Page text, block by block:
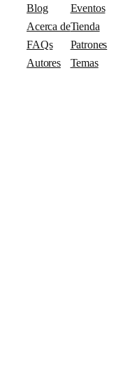
Blog
Acerca de
FAQs
Autores
Eventos
Tienda
Patrones
Temas